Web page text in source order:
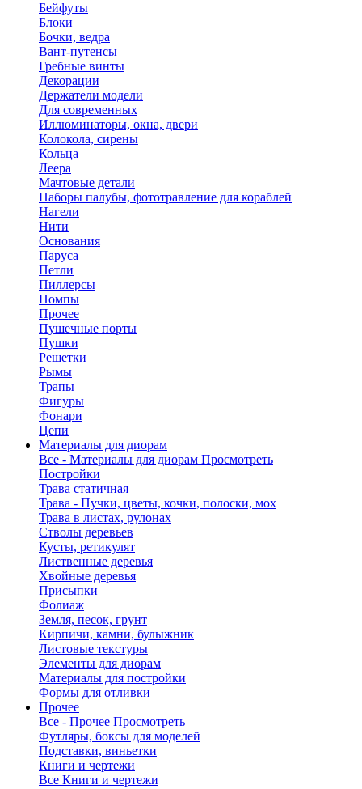
Бейфуты
Блоки
Бочки, ведра
Вант-путенсы
Гребные винты
Декорации
Держатели модели
Для современных
Иллюминаторы, окна, двери
Колокола, сирены
Кольца
Леера
Мачтовые детали
Наборы палубы, фототравление для кораблей
Нагели
Нити
Основания
Паруса
Петли
Пиллерсы
Помпы
Прочее
Пушечные порты
Пушки
Решетки
Рымы
Трапы
Фигуры
Фонари
Цепи
Материалы для диорам
Все - Материалы для диорам Просмотреть
Постройки
Трава статичная
Трава - Пучки, цветы, кочки, полоски, мох
Трава в листах, рулонах
Стволы деревьев
Кусты, ретикулят
Лиственные деревья
Хвойные деревья
Присыпки
Фолиаж
Земля, песок, грунт
Кирпичи, камни, булыжник
Листовые текстуры
Элементы для диорам
Материалы для постройки
Формы для отливки
Прочее
Все - Прочее Просмотреть
Футляры, боксы для моделей
Подставки, виньетки
Книги и чертежи
Все Книги и чертежи